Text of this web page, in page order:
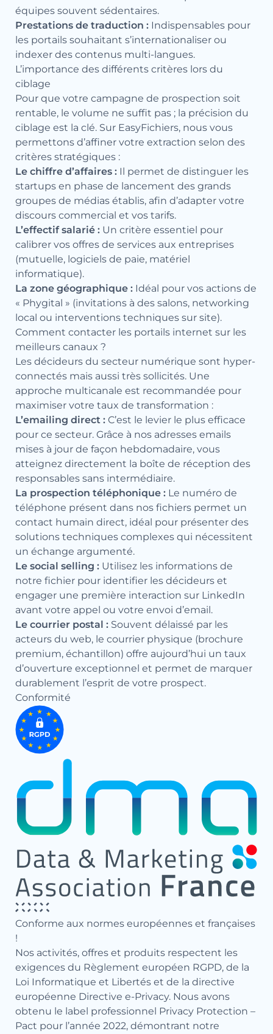
équipes souvent sédentaires.
Prestations de traduction : Indispensables pour
les portails souhaitant s’internationaliser ou
indexer des contenus multi-langues.
L’importance des différents critères lors du
ciblage
Pour que votre campagne de prospection soit
rentable, le volume ne suffit pas ; la précision du
ciblage est la clé. Sur EasyFichiers, nous vous
permettons d’affiner votre extraction selon des
critères stratégiques :
Le chiffre d’affaires : Il permet de distinguer les
startups en phase de lancement des grands
groupes de médias établis, afin d’adapter votre
discours commercial et vos tarifs.
L’effectif salarié : Un critère essentiel pour
calibrer vos offres de services aux entreprises
(mutuelle, logiciels de paie, matériel
informatique).
La zone géographique : Idéal pour vos actions de
« Phygital » (invitations à des salons, networking
local ou interventions techniques sur site).
Comment contacter les portails internet sur les
meilleurs canaux ?
Les décideurs du secteur numérique sont hyper-
connectés mais aussi très sollicités. Une
approche multicanale est recommandée pour
maximiser votre taux de transformation :
L’emailing direct : C’est le levier le plus efficace
pour ce secteur. Grâce à nos adresses emails
mises à jour de façon hebdomadaire, vous
atteignez directement la boîte de réception des
responsables sans intermédiaire.
La prospection téléphonique : Le numéro de
téléphone présent dans nos fichiers permet un
contact humain direct, idéal pour présenter des
solutions techniques complexes qui nécessitent
un échange argumenté.
Le social selling : Utilisez les informations de
notre fichier pour identifier les décideurs et
engager une première interaction sur LinkedIn
avant votre appel ou votre envoi d’email.
Le courrier postal : Souvent délaissé par les
acteurs du web, le courrier physique (brochure
premium, échantillon) offre aujourd’hui un taux
d’ouverture exceptionnel et permet de marquer
durablement l’esprit de votre prospect.
Conformité
Conforme aux normes européennes et françaises
!
Nos activités, offres et produits respectent les
exigences du Règlement européen RGPD, de la
Loi Informatique et Libertés et de la directive
européenne Directive e-Privacy. Nous avons
obtenu le label professionnel Privacy Protection –
Pact pour l’année 2022, démontrant notre